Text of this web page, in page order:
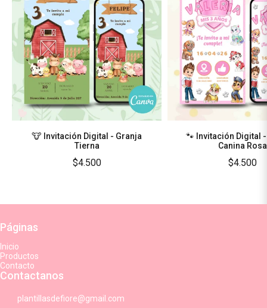
🐮 Invitación Digital - Granja
Tierna
$4.500
🐾 Invitación Digital
Canina Rosa
$4.500
Páginas
Inicio
Productos
Contacto
Contactanos
plantillasdefiore@gmail.com